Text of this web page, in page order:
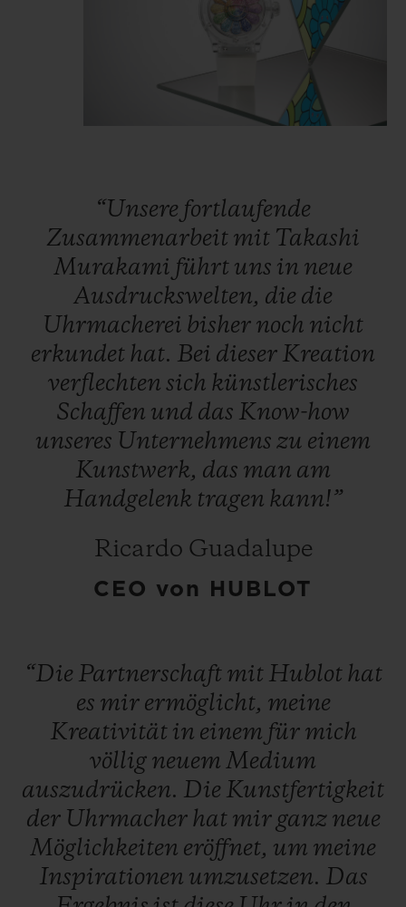
Die lächelnde Blume zaubert ein
dreidimensionales Gesicht, das
buchstäblich aus dem Zifferblatt
polychrome Effekt wird durch 487
Edelsteine erzielt, die die Farben des
Regenbogens repräsentieren: Rubine,
rosafarbene Saphire, Amethyste, blaue
Saphire, Tsavorite sowie gelbe und
orangefarbene Saphire. Dank eines
ausgeklügelten Kugellagersystems, das die
Techniker von Hublot eigens entwickelt
haben, drehen sich die Blütenblätter unter
dem Uhrenglas und erwecken die lächelnde
Blume von Takashi Murakami zum Leben.
Im Herzen der Uhr haben die Uhrmacher
aus Nyon das Kaliber HUB1214
Gangreserve von 72 Stunden.
Die Classic Fusion Takashi Murakami
Sapphire Rainbow wird Kenner der
zeitgenössischen Kunst begeistern und ist
in einer limitierten Auflage von 100
nummerierten Exemplaren erhältlich.
“Unsere fortlaufende
Zusammenarbeit mit Takashi
Murakami führt uns in neue
Ausdruckswelten, die die
Uhrmacherei bisher noch nicht
erkundet hat. Bei dieser Kreation
verflechten sich künstlerisches
Schaffen und das Know-how
unseres Unternehmens zu einem
Kunstwerk, das man am
Handgelenk tragen kann!”
Ricardo Guadalupe
CEO von HUBLOT
“Die Partnerschaft mit Hublot hat
es mir ermöglicht, meine
Kreativität in einem für mich
völlig neuem Medium
auszudrücken. Die Kunstfertigkeit
der Uhrmacher hat mirganz neue
Möglichkeiten eröffnet, um meine
Inspirationen umzusetzen. Das